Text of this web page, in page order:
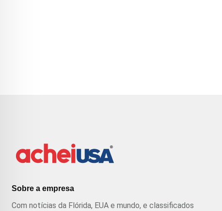
Sobre a empresa
Com notícias da Flórida, EUA e mundo, e classificados